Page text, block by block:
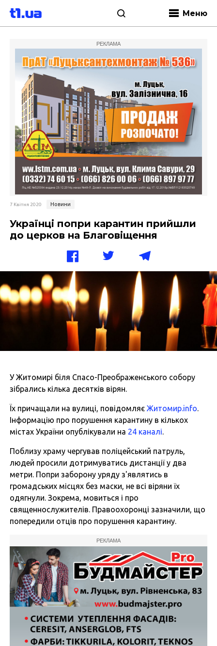
Меню
РЕКЛАМА
7 Квітня 2020 Новини
Українці попри карантин прийшли
до церков на Благовіщення
У Житомирі біля Спасо-Преображенського собору
зібрались кілька десятків вірян.
Їх причащали на вулиці, повідомляє Житомир.info.
Інформацію про порушення карантину в кількох
містах України опублікували на 24 каналі.
Поблизу храму чергував поліцейський патруль,
людей просили дотримуватись дистанції у два
метри. Попри заборону уряду з'являтись в
громадських місцях без маски, не всі віряни їх
одягнули. Зокрема, мовиться і про
священнослужителів. Правоохоронці зазначили, що
попередили отців про порушення карантину.
РЕКЛАМА